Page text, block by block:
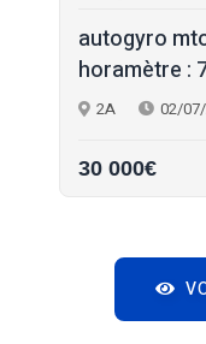
autogyro
horamètre :
2A 02/
30 000€